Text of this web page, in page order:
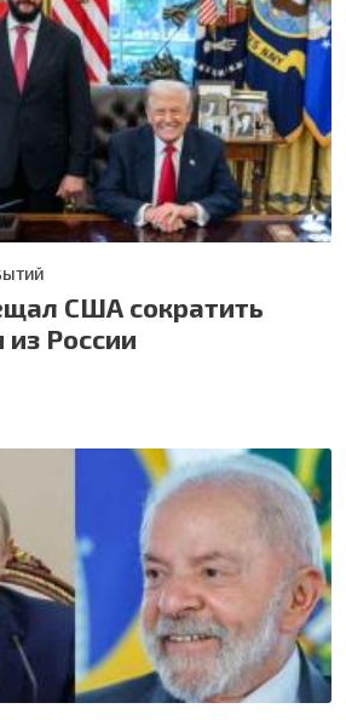
США сократить
России